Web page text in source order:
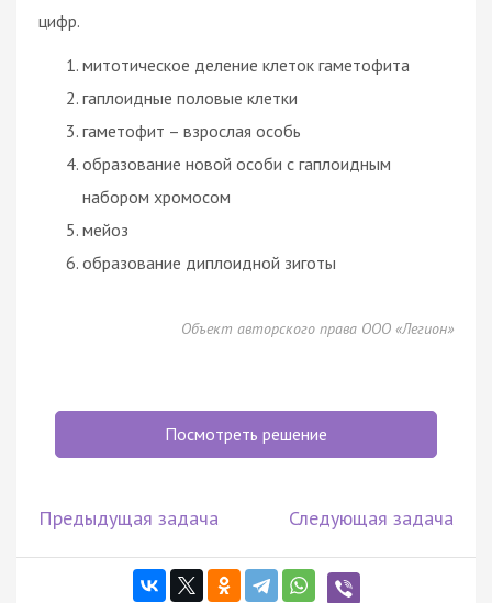
цифр.
митотическое деление клеток гаметофита
гаплоидные половые клетки
гаметофит – взрослая особь
образование новой особи с гаплоидным
набором хромосом
мейоз
образование диплоидной зиготы
Объект авторского права ООО «Легион»
Посмотреть решение
Предыдущая задача Следующая задача